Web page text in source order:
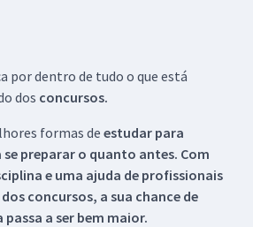
por dentro de tudo o que está
dos concursos.
formas de estudar para
preparar o quanto antes. Com
e uma ajuda de profissionais
concursos, a sua chance de
a ser bem maior.